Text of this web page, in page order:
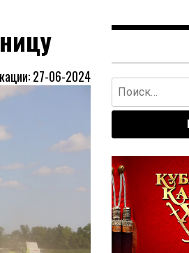
27-06-2024 Найти: